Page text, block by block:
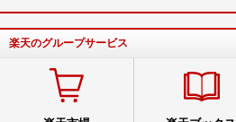
楽天のグループサービス